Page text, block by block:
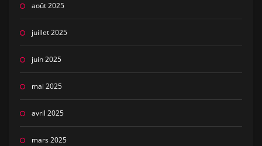
août 2025
juillet 2025
juin 2025
mai 2025
avril 2025
mars 2025